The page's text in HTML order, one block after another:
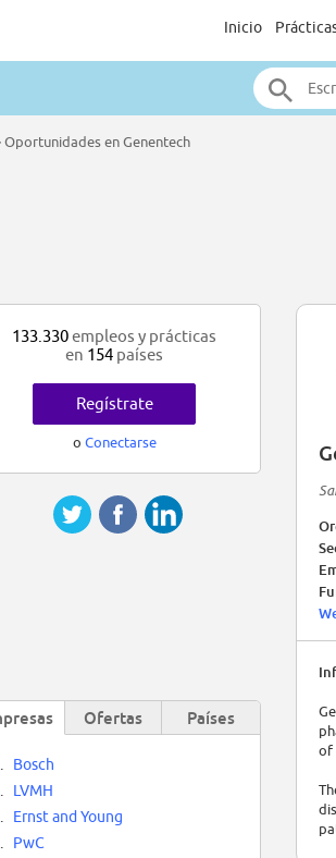
Inicio
Oportunidades en Genentech
of
133.330empleos y prácticas
en 154 países
Regístrate
o Conectarse
Ofertas Países
Bosch
LVMH
Ernst and Young
PwC